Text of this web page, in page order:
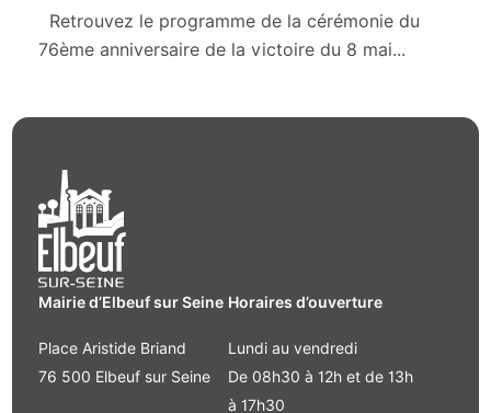
Retrouvez le programme de la cérémonie du
76ème anniversaire de la victoire du 8 mai...
Mairie d’Elbeuf sur Seine
Place Aristide Briand
76 500 Elbeuf sur Seine
Horaires d’ouverture
Lundi au vendredi
De 08h30 à 12h et de 13h
à 17h30